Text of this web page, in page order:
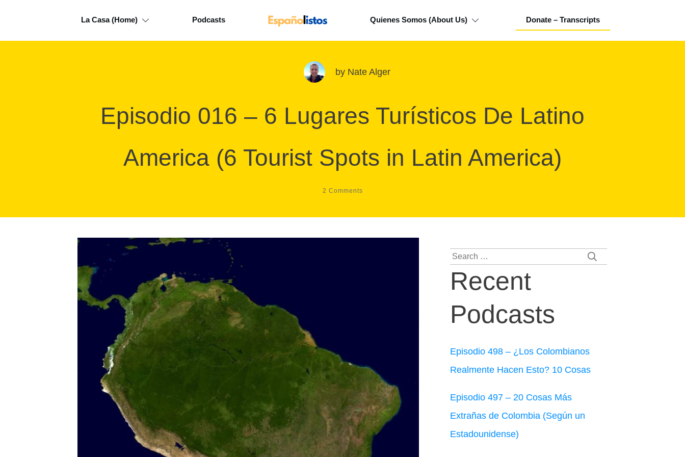
La Casa (Home) Podcasts Quienes Somos (About Us) Donate – Transcripts
by Nate Alger
Episodio 016 – 6 Lugares Turísticos De Latino
America (6 Tourist Spots in Latin America)
2 Comments
Search
for:
Recent
Podcasts
Episodio 498 – ¿Los Colombianos
Realmente Hacen Esto? 10 Cosas
Episodio 497 – 20 Cosas Más
Extrañas de Colombia (Según un
Estadounidense)